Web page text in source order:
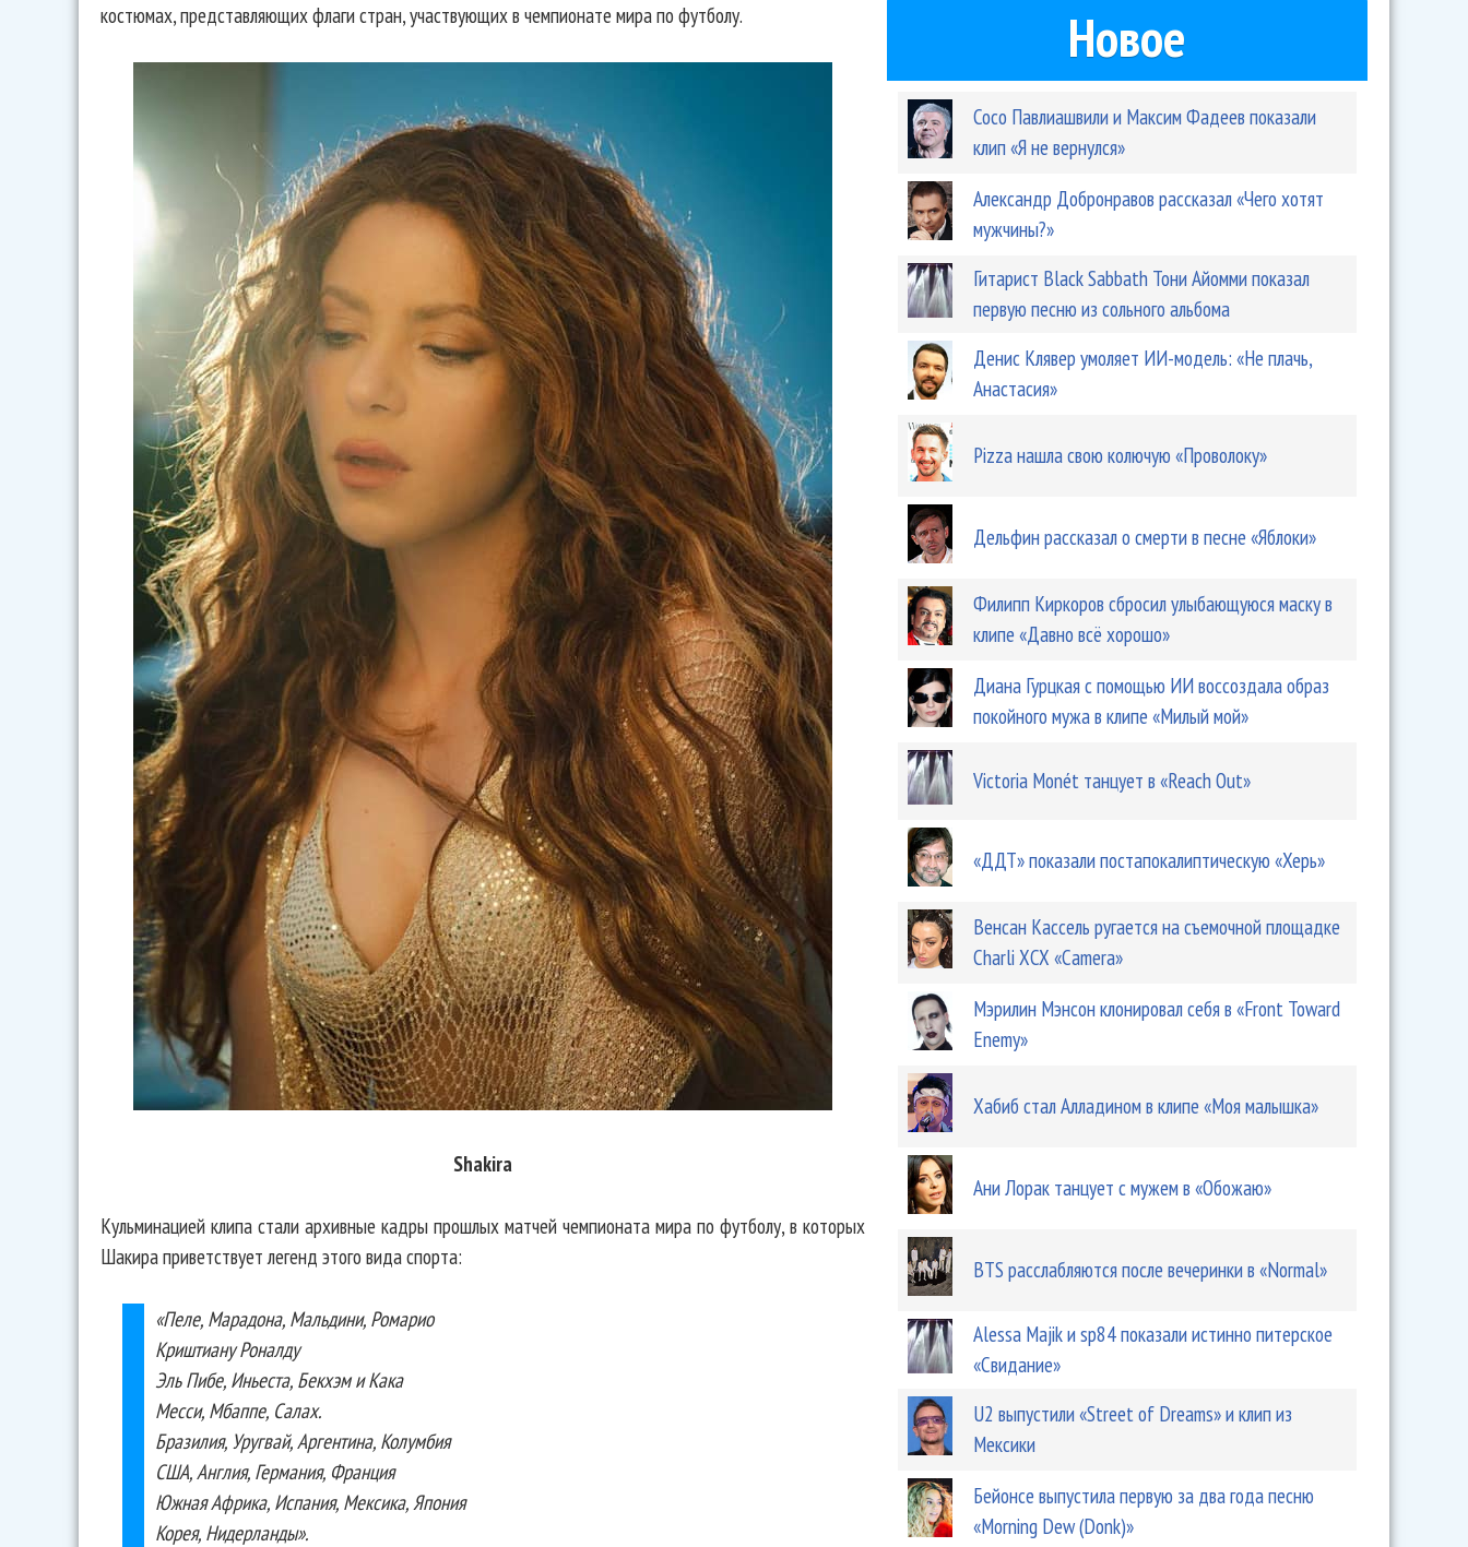
костюмах, представляющих флаги стран, участвующих в чемпионате мира по футболу.
Shakira
Кульминацией клипа стали архивные кадры прошлых матчей чемпионата мира по футболу, в которых
Шакира приветствует легенд этого вида спорта:
«Пеле, Марадона, Мальдини, Ромарио
Криштиану Роналду
Эль Пибе, Иньеста, Бекхэм и Кака
Месси, Мбаппе, Салах.
Бразилия, Уругвай, Аргентина, Колумбия
США, Англия, Германия, Франция
Южная Африка, Испания, Мексика, Япония
Корея, Нидерланды».
Новое
Сосо Павлиашвили и Максим Фадеев показали
клип «Я не вернулся»
Александр Добронравов рассказал «Чего хотят
мужчины?»
Гитарист Black Sabbath Тони Айомми показал
первую песню из сольного альбома
Денис Клявер умоляет ИИ-модель: «Не плачь,
Анастасия»
Pizza нашла свою колючую «Проволоку»
Дельфин рассказал о смерти в песне «Яблоки»
Филипп Киркоров сбросил улыбающуюся маску в
клипе «Давно всё хорошо»
Диана Гурцкая с помощью ИИ воссоздала образ
покойного мужа в клипе «Милый мой»
Victoria Monét танцует в «Reach Out»
«ДДТ» показали постапокалиптическую «Херь»
Венсан Кассель ругается на съемочной площадке
Charli XCX «Camera»
Мэрилин Мэнсон клонировал себя в «Front Toward
Enemy»
Хабиб стал Алладином в клипе «Моя малышка»
Ани Лорак танцует с мужем в «Обожаю»
BTS расслабляются после вечеринки в «Normal»
Alessa Majik и sp84 показали истинно питерское
«Свидание»
U2 выпустили «Street of Dreams» и клип из
Мексики
Бейонсе выпустила первую за два года песню
«Morning Dew (Donk)»